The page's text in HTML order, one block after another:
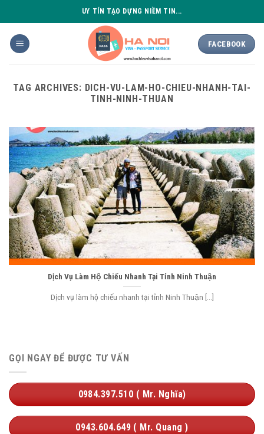
to
content
UY TÍN TẠO DỰNG NIỀM TIN...
FACEBOOK
TAG ARCHIVES: DICH-VU-LAM-HO-CHIEU-NHANH-TAI-
TINH-NINH-THUAN
Dịch Vụ Làm Hộ Chiếu Nhanh Tại Tỉnh Ninh Thuận
Dịch vụ làm hộ chiếu nhanh tại tỉnh Ninh Thuận [...]
GỌI NGAY ĐỂ ĐƯỢC TƯ VẤN
0984.397.510 ( Mr. Nghĩa)
0943.604.649 ( Mr. Quang )